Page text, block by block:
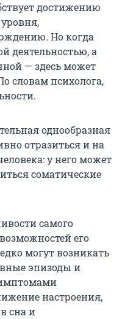
достижению
Но когда
деятельностью, а
— здесь может
словам психолога,
однообразная
отразиться и на
у него может
соматические
самого
его
могут возникать
эпизоды и
настроения,
сна и